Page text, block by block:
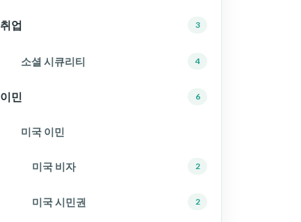
취업 3
소셜 시큐리티 4
이민 6
미국 이민
미국 비자 2
미국 시민권 2